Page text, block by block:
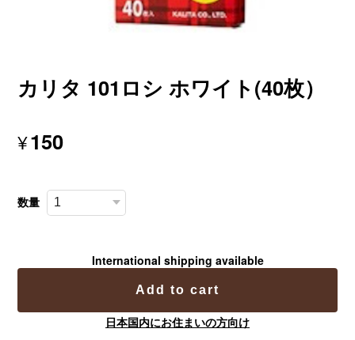
カリタ 101ロシ ホワイト(40枚）
¥150
数量
International shipping available
Add to cart
日本国内にお住まいの方向け